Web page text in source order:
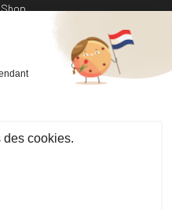
20 61
shop.com
YouTube Instagram